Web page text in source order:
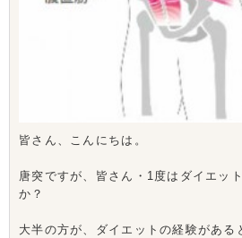
皆さん、こんにちは。
唐突ですが、皆さん・1度はダイエッ
か？
大半の方が、ダイエットの経験がある